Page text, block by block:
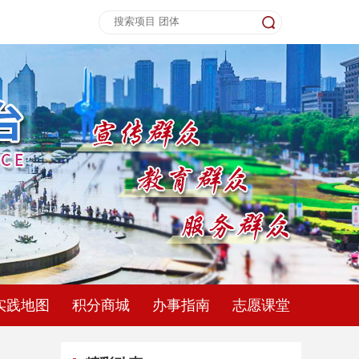
践地图 积分商城 办事指南 志愿课堂